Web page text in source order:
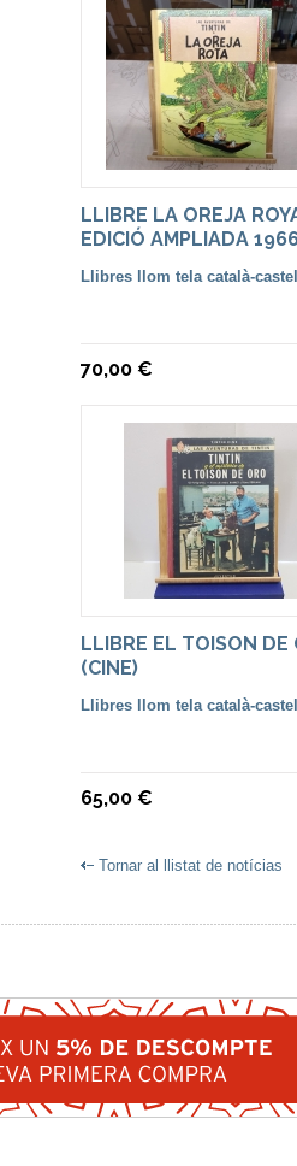
LLIBRE LA OREJA
EDICIÓ AMPLIADA
70,00 €
LLIBRE EL TOISON DE
(CINE)
65,00 €
Tornar al llistat de notícias